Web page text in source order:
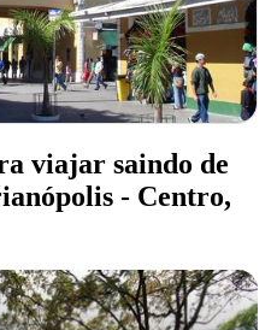
viajar saindo de
- Centro,